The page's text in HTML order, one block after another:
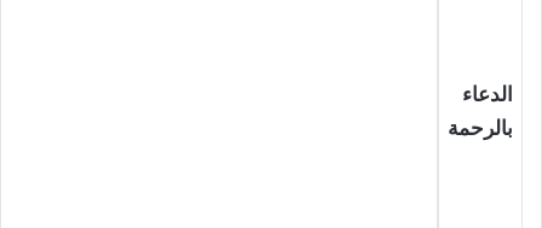
الدعاء
بالرحمة